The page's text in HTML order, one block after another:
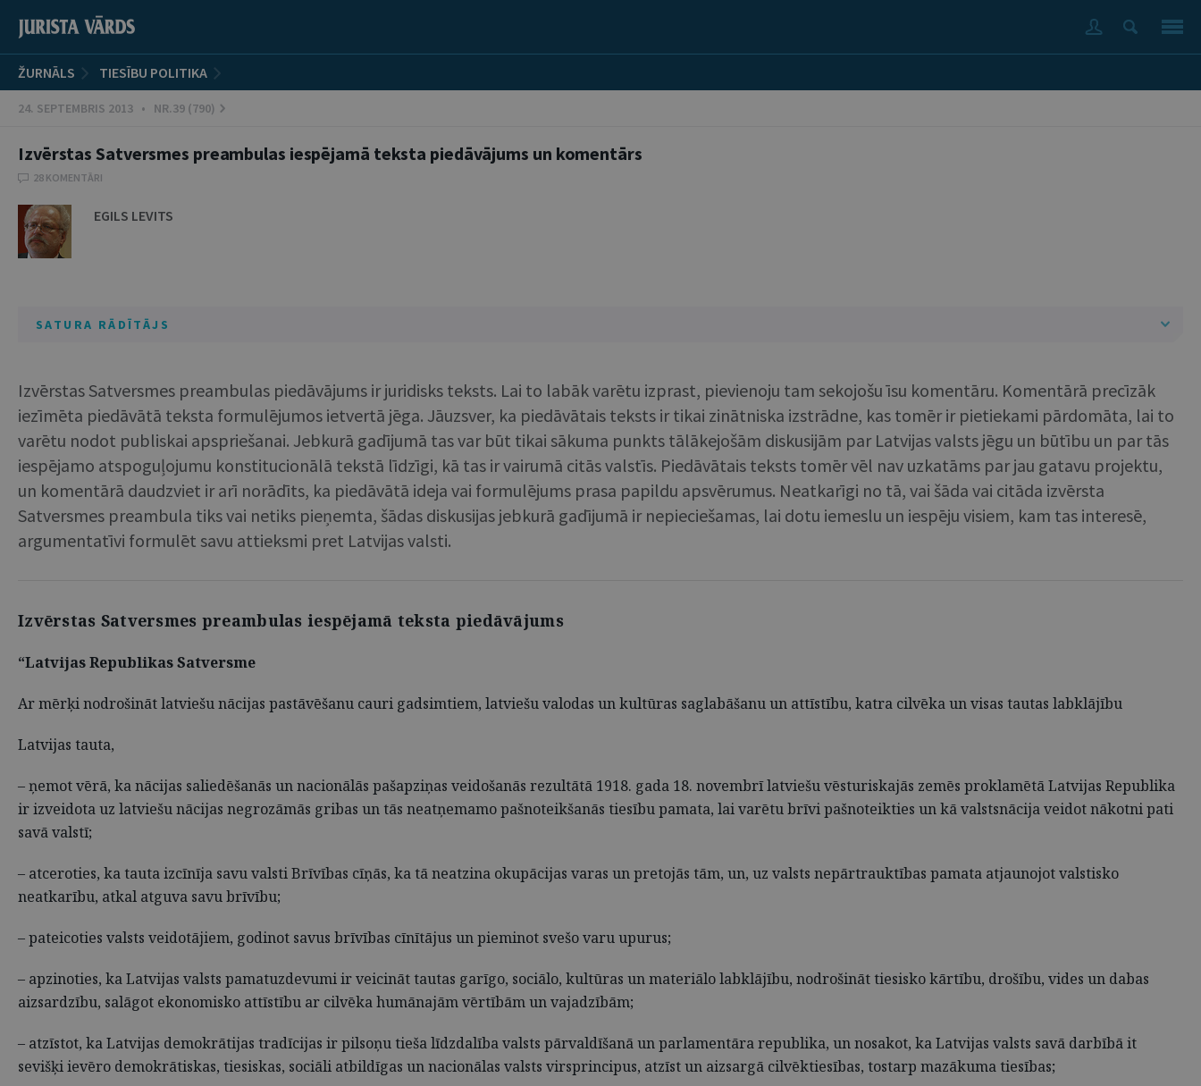
ŽURNĀLS TIESĪBU POLITIKA
24. SEPTEMBRIS 2013 • NR.39 (790)
Izvērstas Satversmes preambulas iespējamā teksta piedāvājums un komentārs
28 KOMENTĀRI
EGILS LEVITS
SATURA RĀDĪTĀJS
Izvērstas Satversmes preambulas piedāvājums ir juridisks teksts. Lai to labāk varētu izprast, pievienoju tam sekojošu īsu komentāru. Komentārā precīzāk
iezīmēta piedāvātā teksta formulējumos ietvertā jēga. Jāuzsver, ka piedāvātais teksts ir tikai zinātniska izstrādne, kas tomēr ir pietiekami pārdomāta, lai to
varētu nodot publiskai apspriešanai. Jebkurā gadījumā tas var būt tikai sākuma punkts tālākejošām diskusijām par Latvijas valsts jēgu un būtību un par tās
iespējamo atspoguļojumu konstitucionālā tekstā līdzīgi, kā tas ir vairumā citās valstīs. Piedāvātais teksts tomēr vēl nav uzkatāms par jau gatavu projektu,
un komentārā daudzviet ir arī norādīts, ka piedāvātā ideja vai formulējums prasa papildu apsvērumus. Neatkarīgi no tā, vai šāda vai citāda izvērsta
Satversmes preambula tiks vai netiks pieņemta, šādas diskusijas jebkurā gadījumā ir nepieciešamas, lai dotu iemeslu un iespēju visiem, kam tas interesē,
argumentatīvi formulēt savu attieksmi pret Latvijas valsti.
Izvērstas Satversmes preambulas iespējamā teksta piedāvājums
“Latvijas Republikas Satversme
Ar mērķi nodrošināt latviešu nācijas pastāvēšanu cauri gadsimtiem, latviešu valodas un kultūras saglabāšanu un attīstību, katra cilvēka un visas tautas labklājību
Latvijas tauta,
– ņemot vērā, ka nācijas saliedēšanās un nacionālās pašapziņas veidošanās rezultātā 1918. gada 18. novembrī latviešu vēsturiskajās zemēs proklamētā Latvijas Republika
ir izveidota uz latviešu nācijas negrozāmās gribas un tās neatņemamo pašnoteikšanās tiesību pamata, lai varētu brīvi pašnoteikties un kā valstsnācija veidot nākotni pati
savā valstī;
– atceroties, ka tauta izcīnīja savu valsti Brīvības cīņās, ka tā neatzina okupācijas varas un pretojās tām, un, uz valsts nepārtrauktības pamata atjaunojot valstisko
neatkarību, atkal atguva savu brīvību;
– pateicoties valsts veidotājiem, godinot savus brīvības cīnītājus un pieminot svešo varu upurus;
– apzinoties, ka Latvijas valsts pamatuzdevumi ir veicināt tautas garīgo, sociālo, kultūras un materiālo labklājību, nodrošināt tiesisko kārtību, drošību, vides un dabas
aizsardzību, salāgot ekonomisko attīstību ar cilvēka humānajām vērtībām un vajadzībām;
– atzīstot, ka Latvijas demokrātijas tradīcijas ir pilsoņu tieša līdzdalība valsts pārvaldīšanā un parlamentāra republika, un nosakot, ka Latvijas valsts savā darbībā it
sevišķi ievēro demokrātiskas, tiesiskas, sociāli atbildīgas un nacionālas valsts virsprincipus, atzīst un aizsargā cilvēktiesības, tostarp mazākuma tiesības;